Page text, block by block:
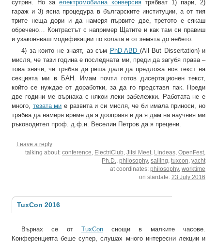
сутрин. Но за електромобилна конверсиятрябват 1) пари, 2)
гараж и 3) ясна процедура в българските институции, а от тия
трите неща дори и да намеря първите две, третото е сякаш
обречено… Контрастът с например Щатите и как там си правиш
и узаконяваш модификации по колата е от земята до небето.
4) за които не знаят, аз съм PhD ABD (All But Dissertation) и
мисля, че тази година е последната ми, преди да загубя права –
това значи, че трябва да реша дали да предложа нов текст на
секцията ми в БАН. Имам почти готов дисертационен текст,
който се нуждае от доработки, за да го представя пак. Преди
две години ме върнаха с някои леки забележки. Работата не е
много, тезата ми е развита и си мисля, че би имала приноси, но
трябва да намеря време да я дооправя и да я дам на научния ми
ръководител проф. д.ф.н. Веселин Петров да я прецени.
Leave a reply
talking about: conference ElectriClub Jitsi Meet Lindeas OpenFest
Ph.D.
philosophy, sailing tuxcon yacht
at coordinates: philosophy, worktime
on stardate: 23 July 2016
TuxCon 2016
Върнах се от ‪TuxCon‬снощи в малките часове.
Конференцията беше супер, слушах много интересни лекции и